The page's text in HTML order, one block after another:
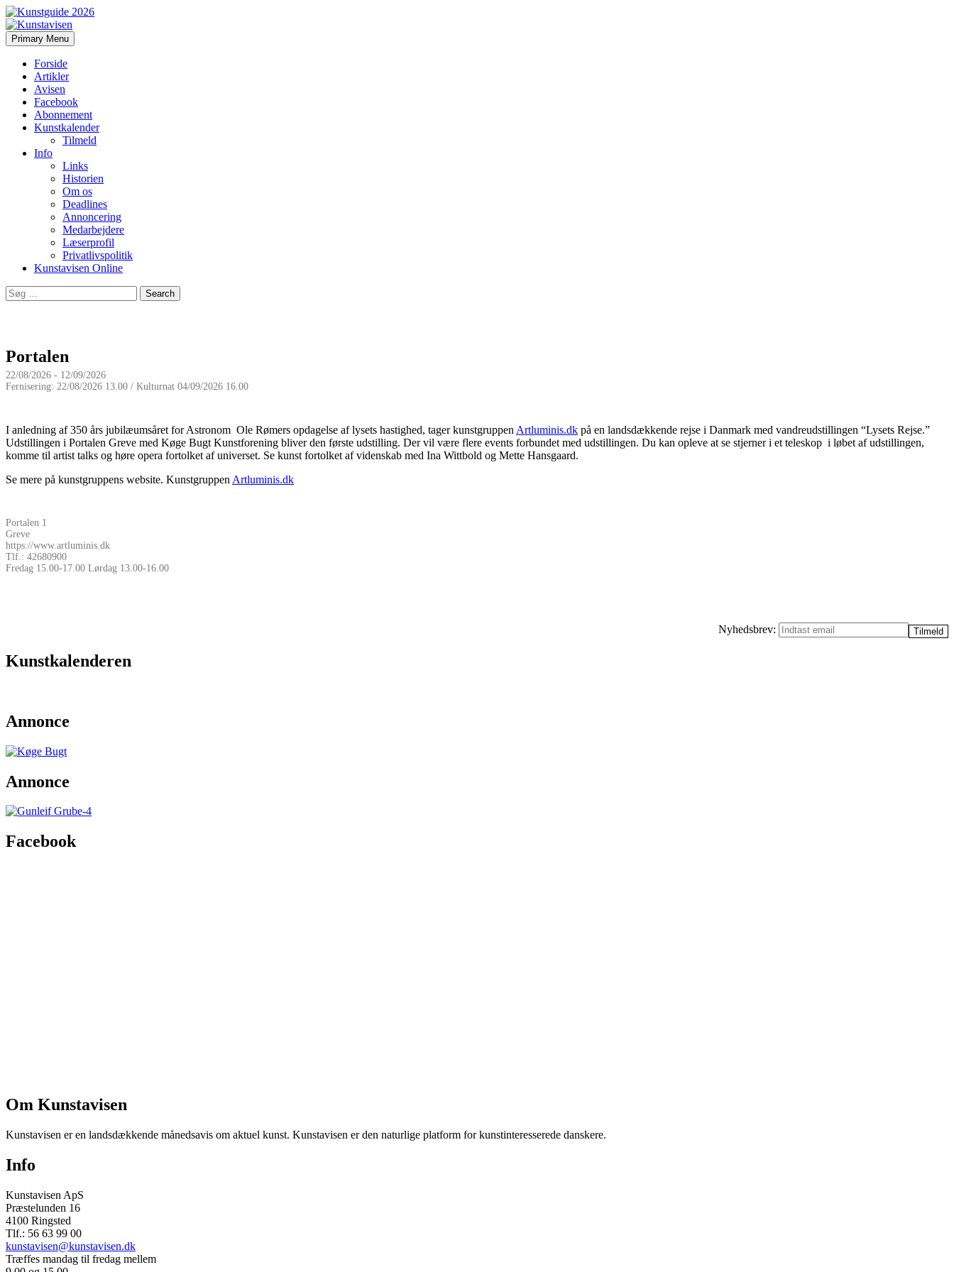
Kunstavisen
Search
Primary Menu Skip
to
Forside
Artikler
Avisen
Facebook
Abonnement
Kunstkalender
Tilmeld
Info
Links
Historien
Om os
Deadlines
Annoncering
Medarbejdere
Læserprofil
Privatlivspolitik
Kunstavisen Online
Search
for:
Portalen
22/08/2026 - 12/09/2026
Fernisering: 22/08/2026 13.00 / Kulturnat 04/09/2026 16.00
I anledning af 350 års jubilæumsåret for Astronom Ole Rømers opdagelse af lysets hastighed, tager kunstgruppen Artluminis.dk på en landsdækkende rejse i Danmark med vandreudstillingen “Lysets Rejse.”
Udstillingen i Portalen Greve med Køge Bugt Kunstforening bliver den første udstilling. Der vil være flere events forbundet med udstillingen. Du kan opleve at se stjerner i et teleskop i løbet af udstillingen,
komme til artist talks og høre opera fortolket af universet. Se kunst fortolket af videnskab med Ina Wittbold og Mette Hansgaard.
Se mere på kunstgruppens website. Kunstgruppen Artluminis.dk
Portalen 1
Greve
https://www.artluminis.dk
Tlf.: 42680900
Fredag 15.00-17.00 Lørdag 13.00-16.00
Nyhedsbrev:
Kunstkalenderen
Annonce
Annonce
Facebook
Om Kunstavisen
Kunstavisen er en landsdækkende månedsavis om aktuel kunst. Kunstavisen er den naturlige platform for kunstinteresserede danskere.
Info
Kunstavisen ApS
Præstelunden 16
4100 Ringsted
Tlf.: 56 63 99 00
kunstavisen@kunstavisen.dk
Træffes mandag til fredag mellem